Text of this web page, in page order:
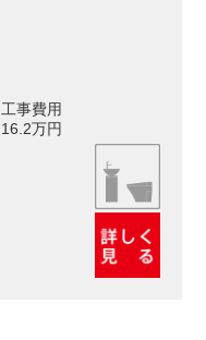
工事費用
16.2万円